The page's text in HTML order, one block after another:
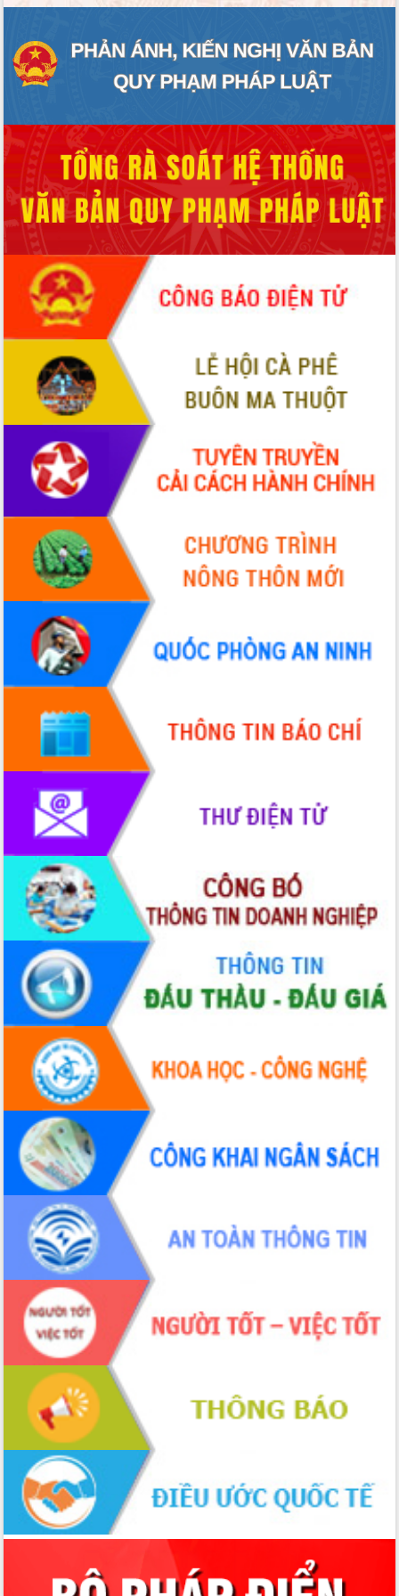
Hội thảo góp ý hồ sơ điều chỉnh quy
tầm nhìn đến năm 2050
Nâng cao hiệu quả hoạt động của các
doanh nghiệp nhà nước
truyền số liệu chuyên dùng phục vụ cơ
quan Đảng, Nhà nước
Lễ phát động chuỗi hoạt động chung
tay làm sạch môi trường
Xã Ea Kar bước chuyển mình trong
công tác cải cách hành chính mô hình
mới
UBND tỉnh họp báo định kỳ tháng 4
năm 2026
Hội thảo khoa học “Giải pháp thúc đẩy
phát triển nền kinh tế xanh tại tỉnh
Đắk Lắk”
Tăng cường giám sát, đôn đốc thực
hiện nhiệm vụ quản lý tài sản công
hàng tuần
Tháo gỡ những vướng mắc, đẩy mạnh
công tác cải cách thủ tục hành chính
tại Trung tâm Phục vụ hành chính
công tỉnh
Đắk Lắk: Tôn vinh 46 giải pháp tại Hội
thi Sáng tạo Kỹ thuật 2024 - 2025
Đắk Lắk rà soát, điều chỉnh Đề án 190
về phát triển nuôi trồng thủy sản
Phó Chủ tịch UBND tỉnh Đắk Lắk
Trương Công Thái kiểm tra thực địa
Dự án cao tốc Khánh Hòa - Buôn Ma
Thuột
Định vị cà phê Việt Nam như một “di
sản sống” trong dòng chảy toàn cầu
Xây dựng nông thôn mới: Nâng cao đời
sống người dân từ những mô hình thiết
Quyết liệt tháo gỡ vướng mắc, đẩy
nhanh tiến độ các dự án trọng điểm
trong Khu kinh tế Nam Phú Yên
Hòn Yến phát triển du lịch gắn với bảo
tồn biển
Lấy ý kiến điều chỉnh Quy hoạch tỉnh
Đắk Lắk thời kỳ 2021-2030, tầm nhìn
đến năm 2050
Phát động chiến dịch 30 ngày đêm
giải phóng mặt bằng Tuyến đường bộ
ven biển
Đắk Lắk nỗ lực thúc đẩy tăng trưởng
kinh tế từ 10% trở lên trong Quý
II/2026
Đắk Lắk ký kết thỏa thuận hợp tác về
chuyển đổi số giai đoạn 2026 – 2030
với Tập đoàn Bưu chính Viễn thông
Việt Nam
Thứ trưởng Bộ Y tế làm việc với tỉnh
Đắk Lắk về phát triển nhân lực y tế
cho trạm y tế cấp xã
Du lịch Đắk Lắk nâng tầm trải nghiệm
du khách thông qua Hệ thống cơ sở dữ
liệu và Bản đồ số
Tập huấn ứng dụng trí tuệ nhân tạo (AI)
trong thương mại điện tử năm 2026
Đoàn đại biểu Quốc hội tỉnh Đắk Lắk
trao đổi thông tin trước Kỳ họp thứ
nhất, Quốc hội khóa XVI
Quyết liệt cải cách hành chính, khơi
thông nguồn lực phát triển
Nâng cao hiệu lực, hiệu quả HĐND
tỉnh thông qua hiện đại hóa hành chính
Xã Ea Phê gắn cải cách hành chính với
chuyển đổi số
Phó Chủ tịch Thường trực UBND tỉnh
Hồ Thị Nguyên Thảo làm việc tại Trung
tâm Phục vụ hành chính công xã Ea
Phê
Xây dựng nền hành chính số đồng
hành cùng nông dân dân, doanh nghiệp
Giai đoạn 2026-2030, Đắk Lắk phấn
đấu có 77% xã đạt chuẩn nông thôn